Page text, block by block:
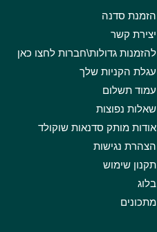
הזמנת סדנה
יצירת קשר
להזמנות גדולות\חברות לחצו כאן
עגלת הקניות שלך
עמוד תשלום
שאלות נפוצות
אודות מותק סדנאות שוקולד
הצהרת נגישות
תקנון שימוש
בלוג
מתכונים